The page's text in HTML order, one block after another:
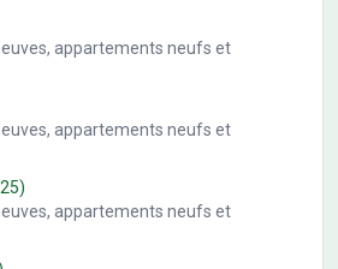
appartements neufs et
appartements neufs et
appartements neufs et